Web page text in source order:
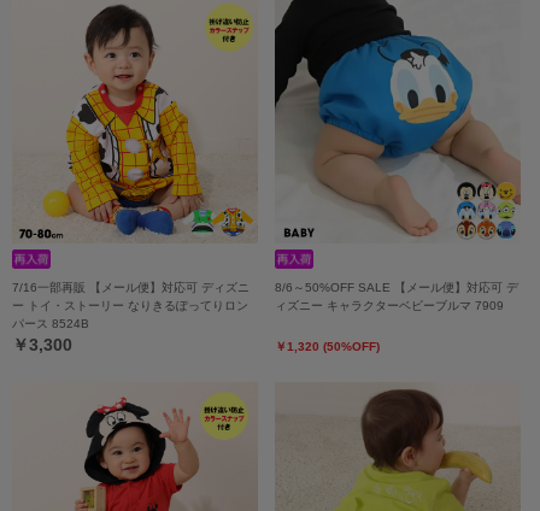
7/16一部再販 【メール便】対応可 ディズニ
ー トイ・ストーリー なりきるぽってりロン
パース 8524B
￥3,300
8/6～50%OFF SALE 【メール便】対応可 デ
ィズニー キャラクターベビーブルマ 7909
￥1,320 (50%OFF)